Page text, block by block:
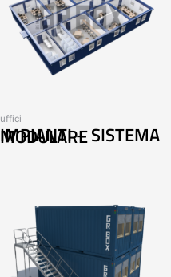
uffici
IMPIANTI – SISTEMA MODULARE